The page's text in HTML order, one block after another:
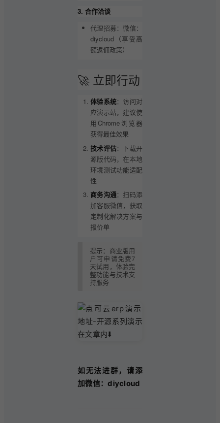
3. 合作洽谈
代理招募：微信：
diycloud（享受高
额返佣政策）
🚀 立即行动
体验系统：访问对
应演示站，建议使
用Chrome浏览器
获得最佳效果
技术评估：下载开
源版代码，在本地
环境测试功能适配
性
商务沟通：扫码添
加客服微信，获取
定制化解决方案与
报价单
提示：商业版用
户可申请免费7
天试用，体验完
整功能与技术支
持服务
如无法进群，请添
加微信：diycloud